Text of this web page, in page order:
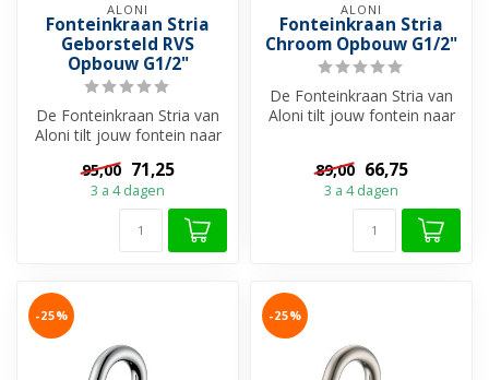
ALONI
Fonteinkraan Stria
Geborsteld RVS
Opbouw G1/2"
De Fonteinkraan Stria van
Aloni tilt jouw fontein naar
95,00 71,25
3 a 4 dagen
ALONI
Fonteinkraan Stria
Chroom Opbouw G1/2"
De Fonteinkraan Stria van
Aloni tilt jouw fontein naar
89,00 66,75
3 a 4 dagen
-25% -25%